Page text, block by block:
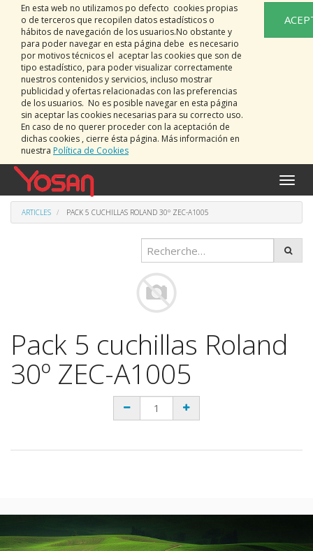
En esta web no utilizamos po defecto cookies propias
o de terceros que recopilen datos estadísticos o
hábitos de navegación de los usuarios.No obstante y
para poder navegar en esta página debe es necesario
por motivos técnicos el aceptar las cookies que son de
tipo estadístico, para poder visualizar correctamente
nuestros contenidos y servicios, incluso mostrar
publicidad y ofertas relacionadas con las preferencias
de los usuarios. No es posible navegar en esta página
sin aceptar las cookies necesarias para su correcto uso.
En caso de no querer proceder con la aceptación de
dichas cookies , cierre ésta página. Más información en
nuestra Política de Cookies
la
ARTICLES PACK 5 CUCHILLAS ROLAND 30º ZEC-A1005
Pack 5 cuchillas Roland
30º ZEC-A1005